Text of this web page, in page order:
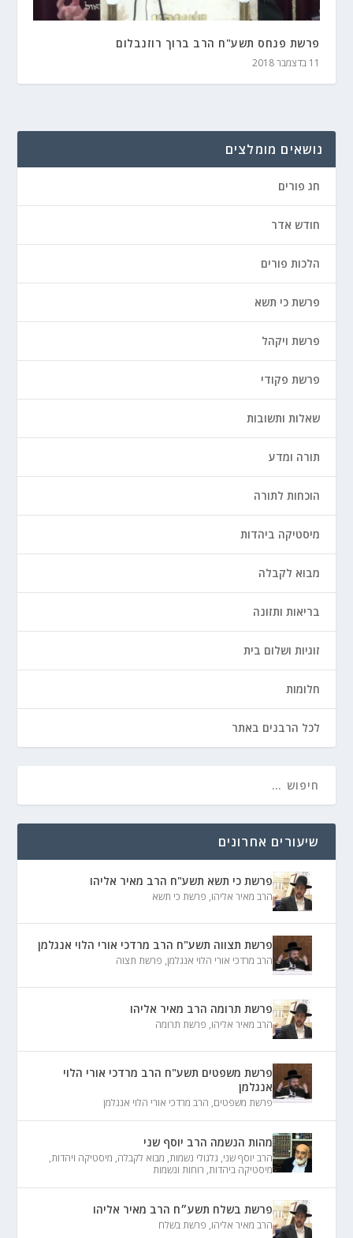
פרשת פנחס תשע"ח הרב ברוך רוזנבלום
11 בדצמבר 2018
נושאים מומלצים
חג פורים
חודש אדר
הלכות פורים
פרשת כי תשא
פרשת ויקהל
פרשת פקודי
שאלות ותשובות
תורה ומדע
הוכחות לתורה
מיסטיקה ביהדות
מבוא לקבלה
בריאות ותזונה
זוגיות ושלום בית
חלומות
לכל הרבנים באתר
שיעורים אחרונים
פרשת כי תשא תשע"ח הרב מאיר אליהו
הרב מאיר אליהו, פרשת כי תשא
פרשת תצווה תשע"ח הרב מרדכי אורי הלוי אנגלמן
הרב מרדכי אורי הלוי אנגלמן, פרשת תצוה
פרשת תרומה הרב מאיר אליהו
הרב מאיר אליהו, פרשת תרומה
פרשת משפטים תשע"ח הרב מרדכי אורי הלוי
אנגלמן
פרשת משפטים, הרב מרדכי אורי הלוי אנגלמן
מהות הנשמה הרב יוסף שני
הרב יוסף שני, גלגולי נשמות, מבוא לקבלה, מיסטיקה ויהדות,
מיסטיקה ביהדות, רוחות ונשמות
פרשת בשלח תשע״ח הרב מאיר אליהו
הרב מאיר אליהו, פרשת בשלח